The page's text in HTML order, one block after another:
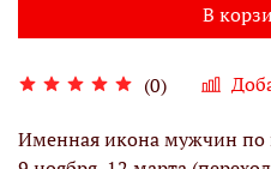
(0)
В
Именная икона мужчин по